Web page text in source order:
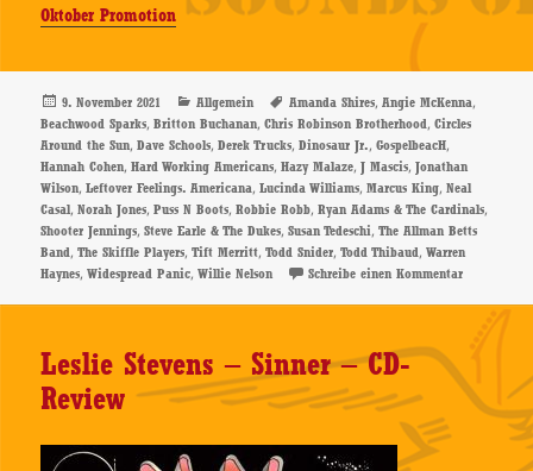
Oktober Promotion
Veröffentlicht
am
9. November 2021 Kategorien
Allgemein Schlagwörter
Amanda Shires,Angie McKenna,
Beachwood Sparks,Britton Buchanan,Chris Robinson Brotherhood,Circles
Around the Sun,Dave Schools,Derek Trucks,Dinosaur Jr.,GospelbeacH,
Hannah Cohen,Hard Working Americans,Hazy Malaze,J Mascis,Jonathan
Wilson,Leftover Feelings. Americana,Lucinda Williams,Marcus King,Neal
Casal,Norah Jones,Puss N Boots,Robbie Robb,Ryan Adams & The Cardinals,
Shooter Jennings,Steve Earle & The Dukes,Susan Tedeschi,The Allman Betts
Band,The Skiffle Players,Tift Merritt,Todd Snider,Todd Thibaud,Warren
Haynes,Widespread Panic,Willie Nelson Schreibe einen Kommentarzu Various
Leslie Stevens – Sinner – CD-
Review